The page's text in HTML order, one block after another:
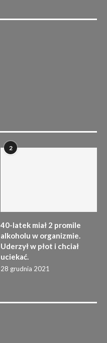
2
40-latek miał 2 promile
alkoholu w organizmie.
Uderzył w płot i chciał
uciekać.
28 grudnia 2021